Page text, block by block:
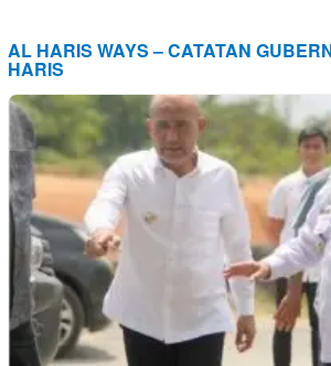
AL HARIS WAYS – CATATAN
HARIS